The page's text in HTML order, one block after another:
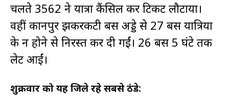
चलते 3562 ने यात्रा कैंसिल कर टिकट लौटाया।
वहीं कानपुर झकरकटी बस अड्डे से 27 बसें यात्रियों
के न होने से निरस्त कर दी गईं। 26 बसें 5 घंटे तक
लेट आईं।
शुक्रवार को यह जिले रहे सबसे ठंडे: